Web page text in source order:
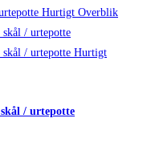
Hurtigt Overblik
Hurtigt
/ urtepotte